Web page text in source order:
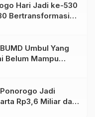
Hari Jadi ke-530
Bertransformasi
Umbul Yang
Belum Mampu
Ponorogo Jadi
Rp3,6 Miliar dan